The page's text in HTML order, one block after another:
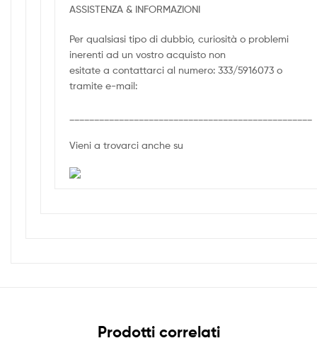
ASSISTENZA & INFORMAZIONI
Per qualsiasi tipo di dubbio, curiosità o problemi
inerenti ad un vostro acquisto non
esitate a contattarci al numero: 333/5916073 o
tramite e-mail:
Vieni a trovarci anche su
Prodotti correlati